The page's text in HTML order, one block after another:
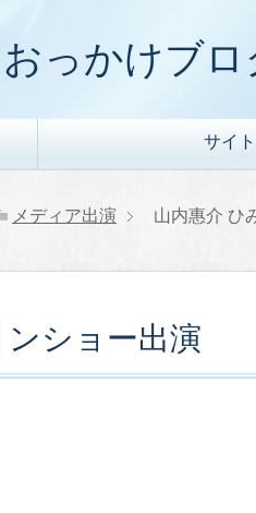
っかけブロ
サイ
メディア出演 山内惠介 ひ
ショー出演